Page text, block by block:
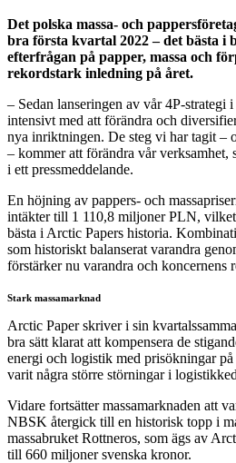
Det polska massa- och
bra första kvartal 2022 – det bästa i
efterfrågan på papper, massa och
rekordstark inledning på året.
– Sedan lanseringen av vår 4P-strategi
intensivt med att förändra och
nya inriktningen. De steg vi har tagit –
– kommer att förändra vår verksamhet,
i ett pressmeddelande.
En höjning av pappers- och
intäkter till 1 110,8 miljoner PLN,
bästa i Arctic Papers historia.
som historiskt balanserat varandra
förstärker nu varandra och koncernens
Stark massamarknad
Arctic Paper skriver i sin
bra sätt klarat att kompensera de
energi och logistik med prisökningar
varit några större störningar i
Vidare fortsätter massamarknaden att
NBSK återgick till en historisk topp i
massabruket Rottneros, som ägs av
till 660 miljoner svenska kronor.